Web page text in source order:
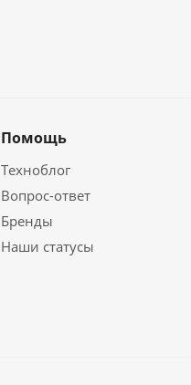
Помощь
Техноблог
Вопрос-ответ
Бренды
Наши статусы